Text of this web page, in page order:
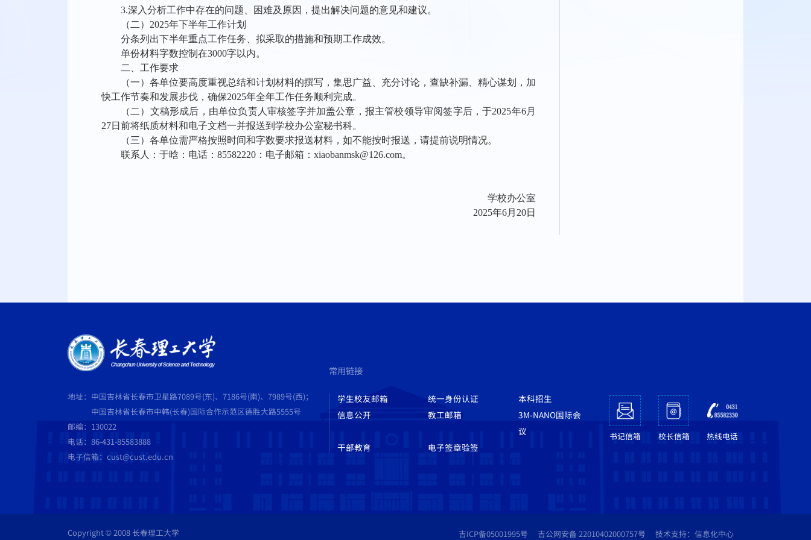
3.深入分析工作中存在的问题、困难及原因，提出解决问题的意见和建议。
（二） 2025年下半年工作计划
分条列出下半年重点工作任务、拟采取的措施和预期工作成效。
单份材料字数控制在3000字以内。
二、工作要求
（一）各单位要高度重视总结和计划材料的撰写，集思广益、充分讨论，查缺补漏、精心谋划，加
快工作节奏和发展步伐，确保2025年全年工作任务顺利完成。
（二）文稿形成后，由单位负责人审核签字并加盖公章，报主管校领导审阅签字后，于2025年6月
27日前将纸质材料和电子文档一并报送到学校办公室秘书科。
（三）各单位需严格按照时间和字数要求报送材料，如不能按时报送，请提前说明情况。
联系人：于晗：电话： 85582220：电子邮箱：xiaobanmsk@126.com。
学校办公室
2025年6月 20日
地址：中国吉林省长春市卫星路7089号(东)、7186号(南)、7989号(西)；
中国吉林省长春市中韩(长春)国际合作示范区德胜大路5555号
邮编：130022
电话：86-431-85583888
电子信箱：cust@cust.edu.cn
常用链接
学生校友邮箱 统一身份认证
本科招生
信息公开
教工邮箱
3M-NANO国际会
议
干部教育
电子签章验签
书记信箱 校长信箱 热线电话
Copyright © 2008 长春理工大学 吉ICP备05001995号 吉公网安备 22010402000757号 技术支持：信息化中心